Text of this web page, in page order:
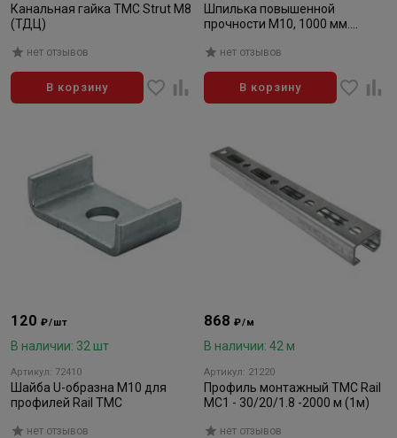
Канальная гайка ТМС Strut M8
(ТДЦ)
нет отзывов
В корзину
Шпилька повышенной
прочности М10, 1000 мм.
нет отзывов
В корзину
120₽/шт
В наличии: 32 шт
Артикул: 72410
Шайба U-образна М10 для
профилей Rail ТМС
нет отзывов
868₽/м
В наличии: 42 м
Артикул: 21220
Профиль монтажный ТМС Rail
MC1 - 30/20/1.8 -2000 м (1м)
нет отзывов